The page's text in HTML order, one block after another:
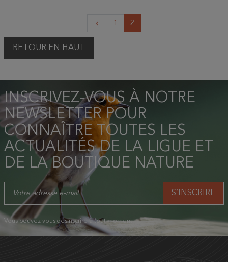
keyboard_arrow_left Précédent
1 2
RETOUR EN HAUT
INSCRIVEZ-VOUS À NOTRE
NEWSLETTER POUR
CONNAÎTRE TOUTES LES
ACTUALITÉS DE LA LIGUE ET
DE LA BOUTIQUE NATURE
Vous pouvez vous désinscrire à tout moment.